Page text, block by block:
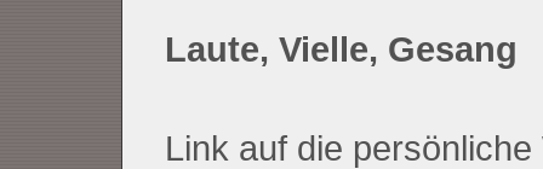
Laute, Vielle, Gesang
Link auf die persönliche